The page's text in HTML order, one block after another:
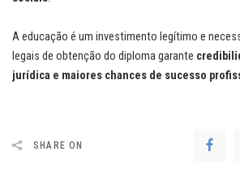
A educação é um investimento legítimo e
legais de obtenção do diploma garante
jurídica e maiores chances de sucesso
SHARE ON